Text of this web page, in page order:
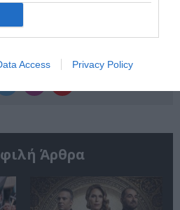
Access Privacy Policy
το Culturenow.gr
Άρθρα